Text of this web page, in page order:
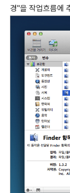
경"을 작업흐름에